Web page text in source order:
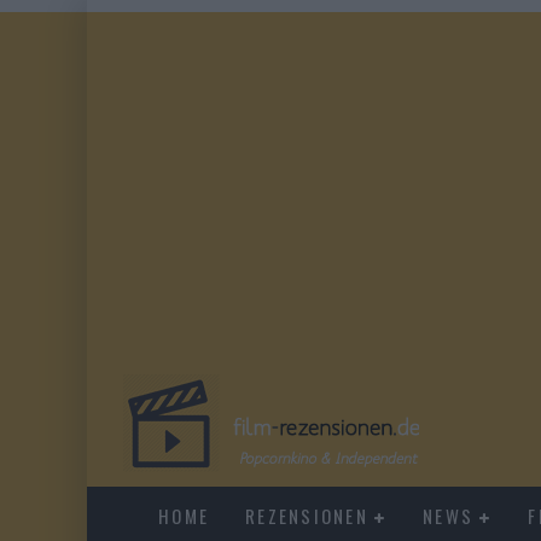
HOME REZENSIONEN NEWS